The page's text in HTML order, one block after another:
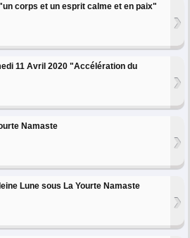
corps et un esprit calme et en paix" ›
11 Avril 2020 "Accélération du
›
Namaste ›
Lune sous La Yourte Namaste ›